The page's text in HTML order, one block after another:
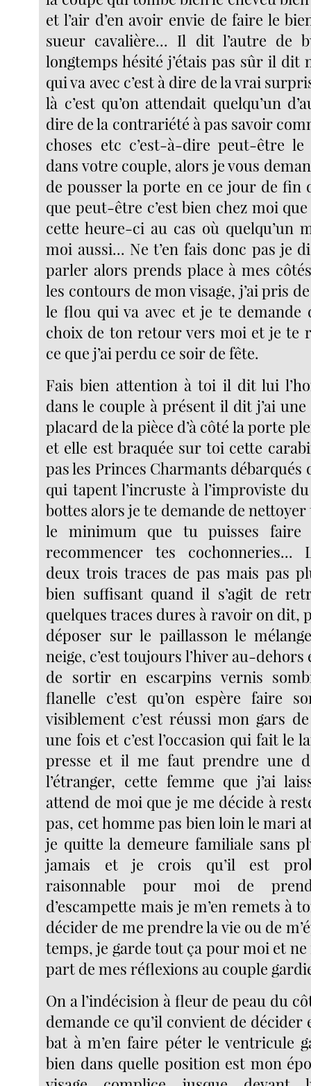
et l’air d’en avoir envie de faire le
sueur cavalière... Il dit l’autre de
longtemps hésité j’étais pas sûr il dit
qui va avec c’est à dire de la vrai
là c’est qu’on attendait quelqu’un
dire de la contrariété à pas savoir
choses etc c’est-à-dire peut-être le
dans votre couple, alors je vous
de pousser la porte en ce jour de fin
que peut-être c’est bien chez moi
cette heure-ci au cas où quelqu’un
moi aussi... Ne t’en fais donc pas je
parler alors prends place à mes
les contours de mon visage, j’ai pris
le flou qui va avec et je te
choix de ton retour vers moi et je te
ce que j’ai perdu ce soir de fête.
Fais bien attention à toi il dit lui
dans le couple à présent il dit j’ai
placard de la pièce d’à côté la porte
et elle est braquée sur toi cette
pas les Princes Charmants débarqués
qui tapent l’incruste à l’improviste
bottes alors je te demande de nettoyer
le minimum que tu puisses faire
recommencer tes cochonneries...
deux trois traces de pas mais pas
bien suffisant quand il s’agit de
quelques traces dures à ravoir on dit,
déposer sur le paillasson le
neige, c’est toujours l’hiver au-dehors
de sortir en escarpins vernis
flanelle c’est qu’on espère faire
visiblement c’est réussi mon gars
une fois et c’est l’occasion qui fait le
presse et il me faut prendre une
l’étranger, cette femme que j’ai
attend de moi que je me décide à
pas, cet homme pas bien loin le mari
je quitte la demeure familiale sans
jamais et je crois qu’il est
raisonnable pour moi de
d’escampette mais je m’en remets à
décider de me prendre la vie ou de
temps, je garde tout ça pour moi et
part de mes réflexions au couple
On a l’indécision à fleur de peau du
demande ce qu’il convient de décider
bat à m’en faire péter le ventricule
bien dans quelle position est mon